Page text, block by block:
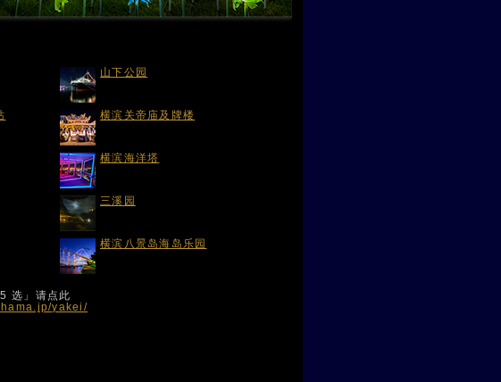
山下公园
横滨关帝庙及牌楼
横滨海洋塔
三溪园
横滨八景岛海岛乐园
选」请点此
yakei/